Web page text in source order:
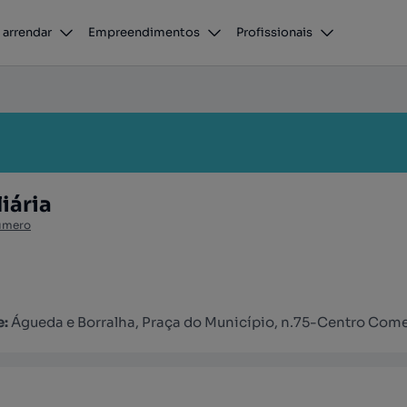
arrendar Empreendimentos Profissionais
Águeda e Borralha, Praça do Município, n.75-Centro